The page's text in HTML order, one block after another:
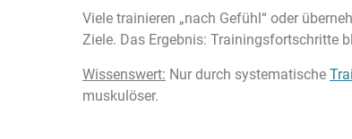
Viele trainieren „nach Gefühl“ oder
Ziele. Das Ergebnis: Trainingsfortschritte
Wissenswert: Nur durch systematische
muskulöser.